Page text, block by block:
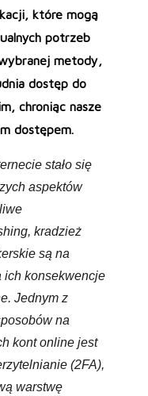
które mogą
potrzeb
metody,
dostęp do
chroniąc nasze
dostępem.
stało się
aspektów
kradzież
są na
ich konsekwencje
Jednym z
na
kont online jest
(2FA),
warstwę